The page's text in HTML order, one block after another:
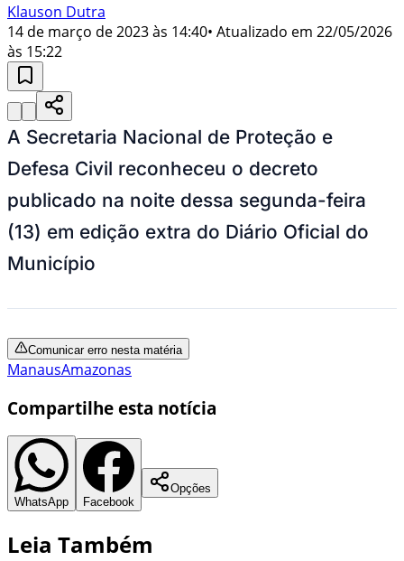
Klauson Dutra
14 de março de 2023 às 14:40• Atualizado em 22/05/2026
às 15:22
A Secretaria Nacional de Proteção e
Defesa Civil reconheceu o decreto
publicado na noite dessa segunda-feira
(13) em edição extra do Diário Oficial do
Município
Comunicar erro nesta matéria
ManausAmazonas
Compartilhe esta notícia
WhatsApp Facebook
Opções
Leia Também